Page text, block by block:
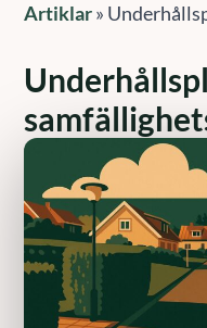
Artiklar»